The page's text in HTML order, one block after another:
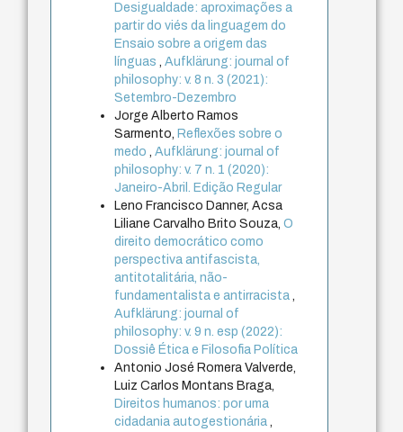
Desigualdade: aproximações a
partir do viés da linguagem do
Ensaio sobre a origem das
línguas,Aufklärung: journal of
philosophy: v. 8 n. 3 (2021):
Setembro-Dezembro
Jorge Alberto Ramos
Sarmento, Reflexões sobre o
medo,Aufklärung: journal of
philosophy: v. 7 n. 1 (2020):
Janeiro-Abril. Edição Regular
Leno Francisco Danner, Acsa
Liliane Carvalho Brito Souza,O
direito democrático como
perspectiva antifascista,
antitotalitária, não-
fundamentalista e antirracista,
Aufklärung: journal of
philosophy: v. 9 n. esp (2022):
Dossiê Ética e Filosofia Política
Antonio José Romera Valverde,
Luiz Carlos Montans Braga,
Direitos humanos: por uma
cidadania autogestionária,